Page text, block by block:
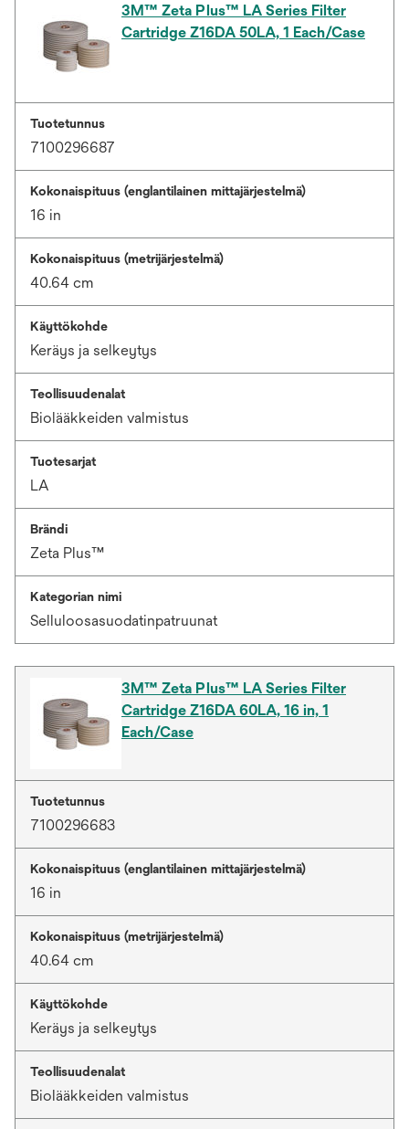
3M™ Zeta Plus™ LA Series Filter
Cartridge Z16DA 50LA, 1 Each/Case
Tuotetunnus
7100296687
Kokonaispituus (englantilainen mittajärjestelmä)
16 in
Kokonaispituus (metrijärjestelmä)
40.64 cm
Käyttökohde
Keräys ja selkeytys
Teollisuudenalat
Biolääkkeiden valmistus
Tuotesarjat
LA
Brändi
Zeta Plus™
Kategorian nimi
Selluloosasuodatinpatruunat
3M™ Zeta Plus™ LA Series Filter
Cartridge Z16DA 60LA, 16 in, 1
Each/Case
Tuotetunnus
7100296683
Kokonaispituus (englantilainen mittajärjestelmä)
16 in
Kokonaispituus (metrijärjestelmä)
40.64 cm
Käyttökohde
Keräys ja selkeytys
Teollisuudenalat
Biolääkkeiden valmistus